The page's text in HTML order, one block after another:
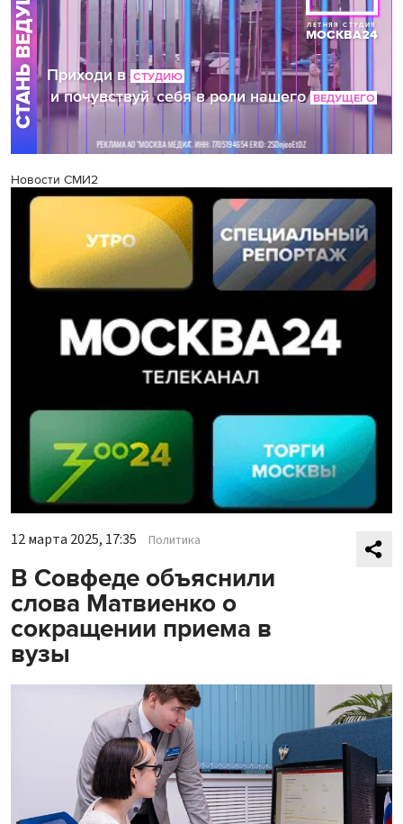
Новости СМИ2
12 марта 2025, 17:35 Политика
В Совфеде объяснили
слова Матвиенко о
сокращении приема в
вузы